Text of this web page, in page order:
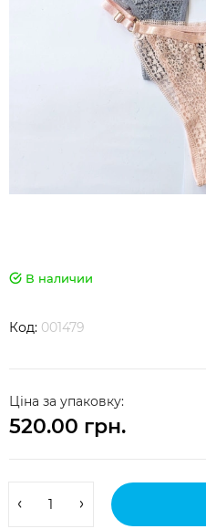
В наличии
Код: 001479
Ціна за упаковку:
520.00 грн.